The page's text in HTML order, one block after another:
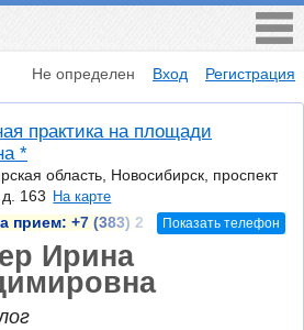
Не определен Вход Регистрация
практика на площади
*
область, Новосибирск, проспект
163
На карте
прием: +7 (383) 2 Показать телефон
Ирина